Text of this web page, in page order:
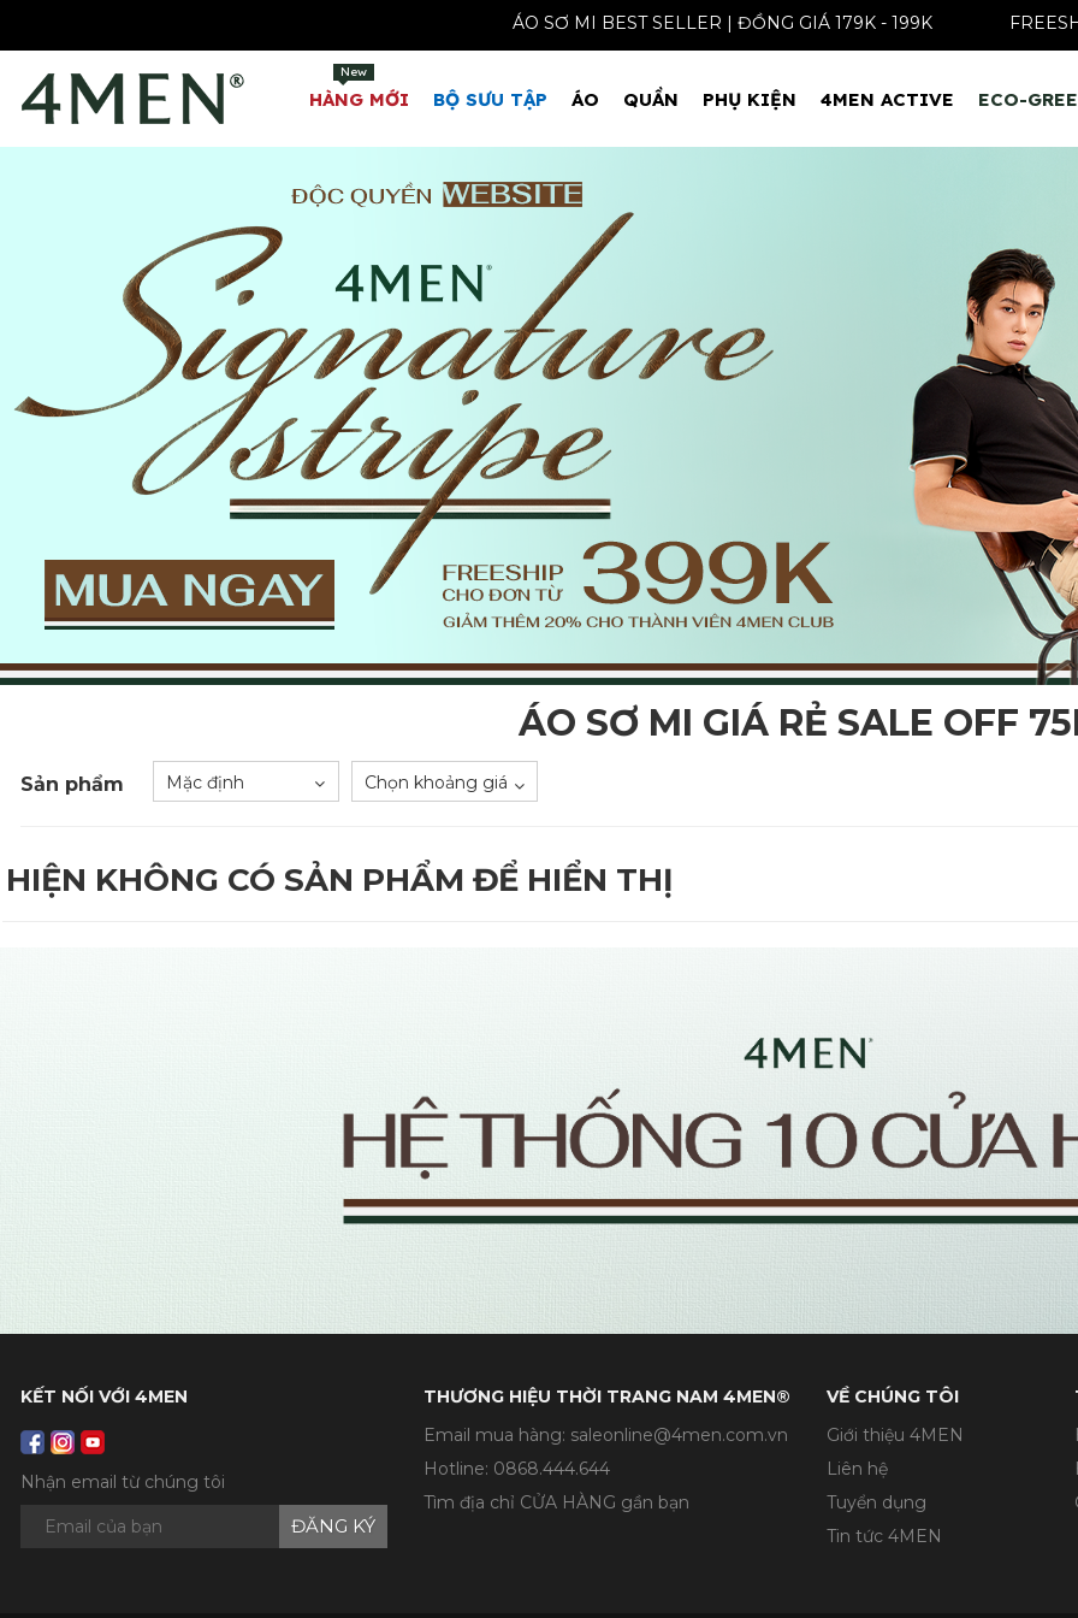
ÁO SƠ MI BEST SELLER | ĐỒNG GIÁ 179K - 199K
HÀNG MỚI
New
BỘ SƯU TẬP ÁO QUẦN PHỤ KIỆN 4MEN ACTIVE ECO-
ÁO SƠ MI GIÁ RẺ SALE OFF
Sản phẩm Mặc định Chọn khoảng giá
HIỆN KHÔNG CÓ SẢN PHẨM ĐỂ HIỂN THỊ
KẾT NỐI VỚI 4MEN
Nhận email từ chúng tôi
ĐĂNG KÝ
THƯƠNG HIỆU THỜI TRANG NAM 4MEN®
Email mua hàng: saleonline@4men.com.vn
Hotline: 0868.444.644
Tìm địa chỉ CỬA HÀNG gần bạn
VỀ CHÚNG TÔI
Giới thiệu 4MEN
Liên hệ
Tuyển dụng
Tin tức 4MEN